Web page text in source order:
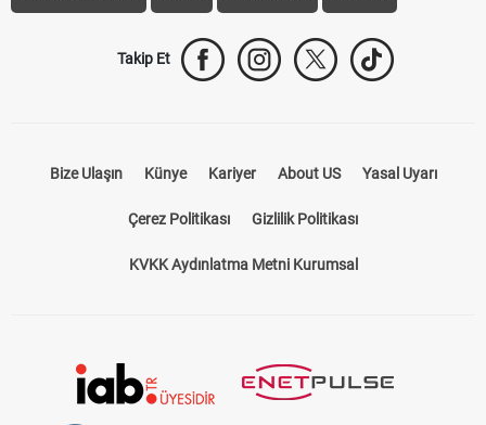
Takip Et
Bize Ulaşın Künye Kariyer About US Yasal Uyarı
Çerez Politikası Gizlilik Politikası
KVKK Aydınlatma Metni Kurumsal